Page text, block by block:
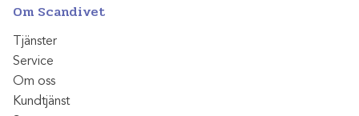
Om Scandivet
Tjänster
Service
Om oss
Kundtjänst